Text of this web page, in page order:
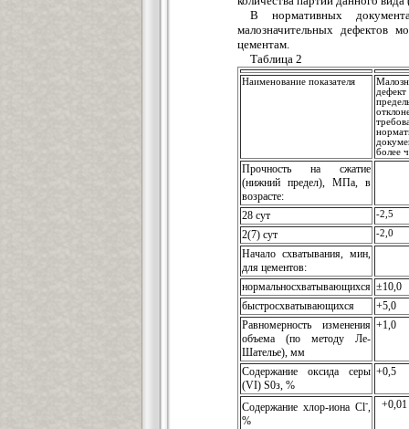
В нормативных
малозначительных дефектов
цементам.
Таблица 2
Наименование показателя
более
Прочность на сжатие
(нижний предел), МПа, в
возрасте:
28 сут
-2,5
2(7) сут -2,0
Начало схватывания, мин,
для цементов:
нормальносхватывающихся ±10,0
быстросхватывающихся
+5,0
Равномерность изменения
объема (по методу Ле-
Шателье), мм
+1,0
Содержание оксида серы
(VI) S0з, %
+0,5
Содержание хлор-иона Сl-,
%
+0,01